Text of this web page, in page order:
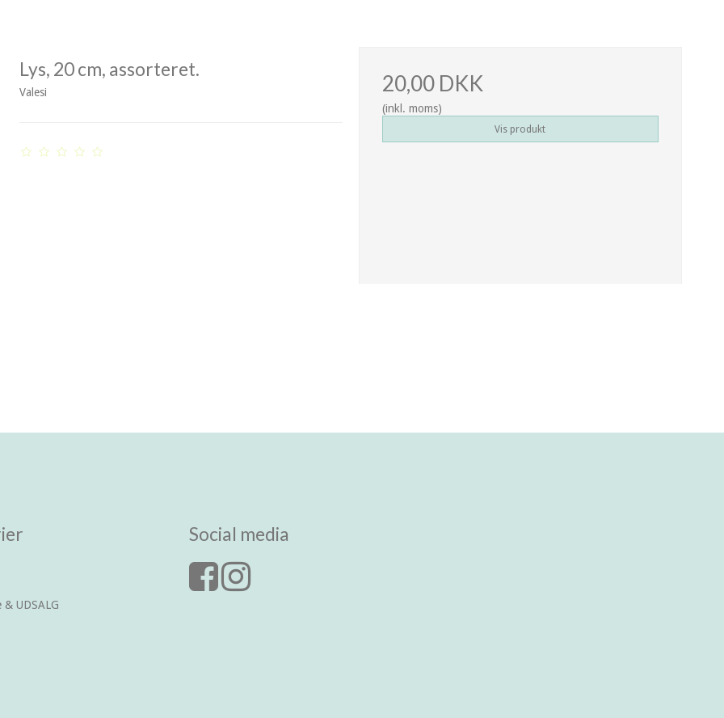
Lys, 20 cm, assorteret.
Valesi 20,00 DKK
(inkl. moms)
Vis produkt
& UDSALG
Social media